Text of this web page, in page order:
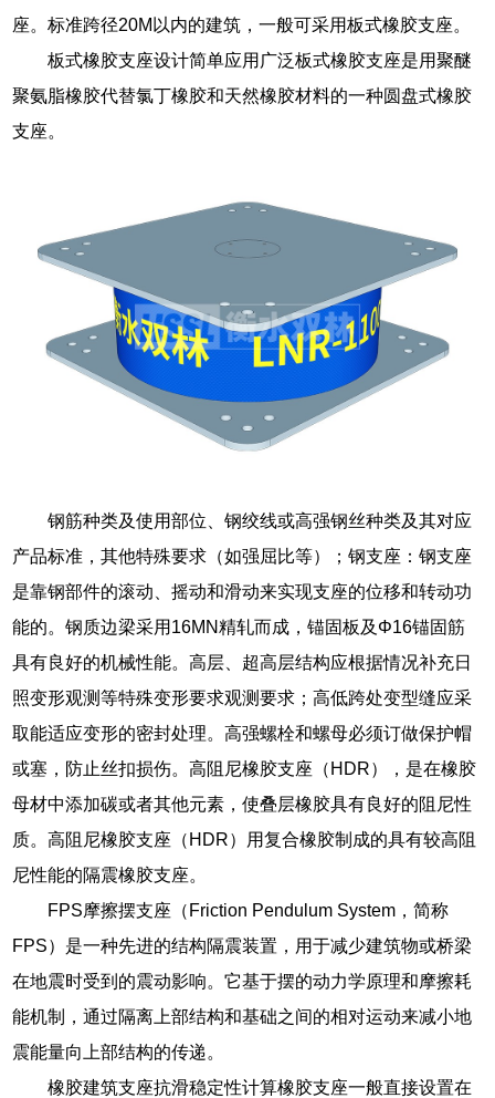
座。标准跨径20M以内的建筑，一般可采用板式橡胶支座。
板式橡胶支座设计简单应用广泛板式橡胶支座是用聚醚
聚氨脂橡胶代替氯丁橡胶和天然橡胶材料的一种圆盘式橡胶
支座。
钢筋种类及使用部位、钢绞线或高强钢丝种类及其对应
产品标准，其他特殊要求（如强屈比等）；钢支座：钢支座
是靠钢部件的滚动、摇动和滑动来实现支座的位移和转动功
能的。钢质边梁采用16MN精轧而成，锚固板及Φ16锚固筋
具有良好的机械性能。高层、超高层结构应根据情况补充日
照变形观测等特殊变形要求观测要求；高低跨处变型缝应采
取能适应变形的密封处理。高强螺栓和螺母必须订做保护帽
或塞，防止丝扣损伤。高阻尼橡胶支座（HDR），是在橡胶
母材中添加碳或者其他元素，使叠层橡胶具有良好的阻尼性
质。高阻尼橡胶支座（HDR）用复合橡胶制成的具有较高阻
尼性能的隔震橡胶支座。
FPS摩擦摆支座（Friction Pendulum System，简称
FPS）是一种先进的结构隔震装置，用于减少建筑物或桥梁
在地震时受到的震动影响。它基于摆的动力学原理和摩擦耗
能机制，通过隔离上部结构和基础之间的相对运动来减小地
震能量向上部结构的传递。
橡胶建筑支座抗滑稳定性计算橡胶支座一般直接设置在